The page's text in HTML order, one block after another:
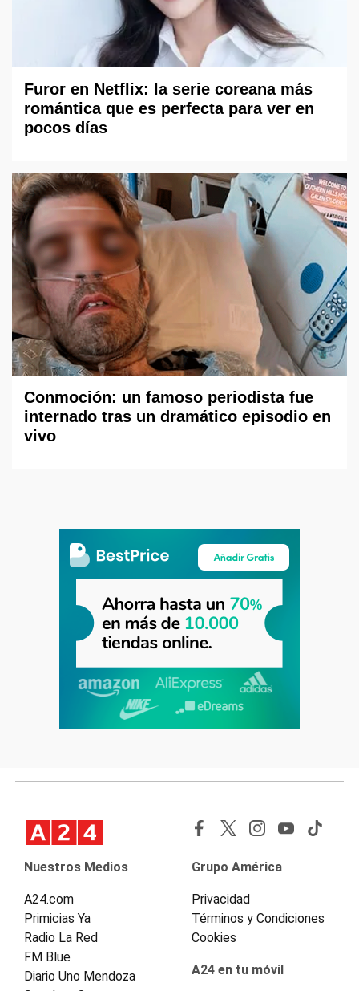
Furor en Netflix: la serie coreana más
romántica que es perfecta para ver en
pocos días
Conmoción: un famoso periodista fue
internado tras un dramático episodio en
vivo
Nuestros Medios
A24.com
Primicias Ya
Radio La Red
FM Blue
Diario Uno Mendoza
Grupo América
Privacidad
Términos y Condiciones
Cookies
A24 en tu móvil